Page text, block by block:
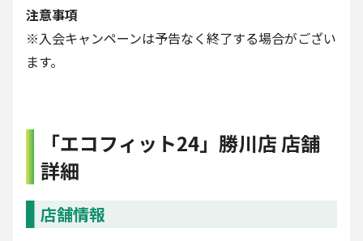
注意事項
※入会キャンペーンは予告なく終了する場合がござい
ます。
「エコフィット24」勝川店 店舗
詳細
店舗情報